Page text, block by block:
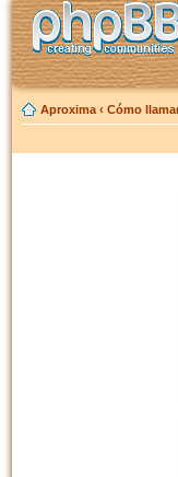
Aproxima ‹ Cómo